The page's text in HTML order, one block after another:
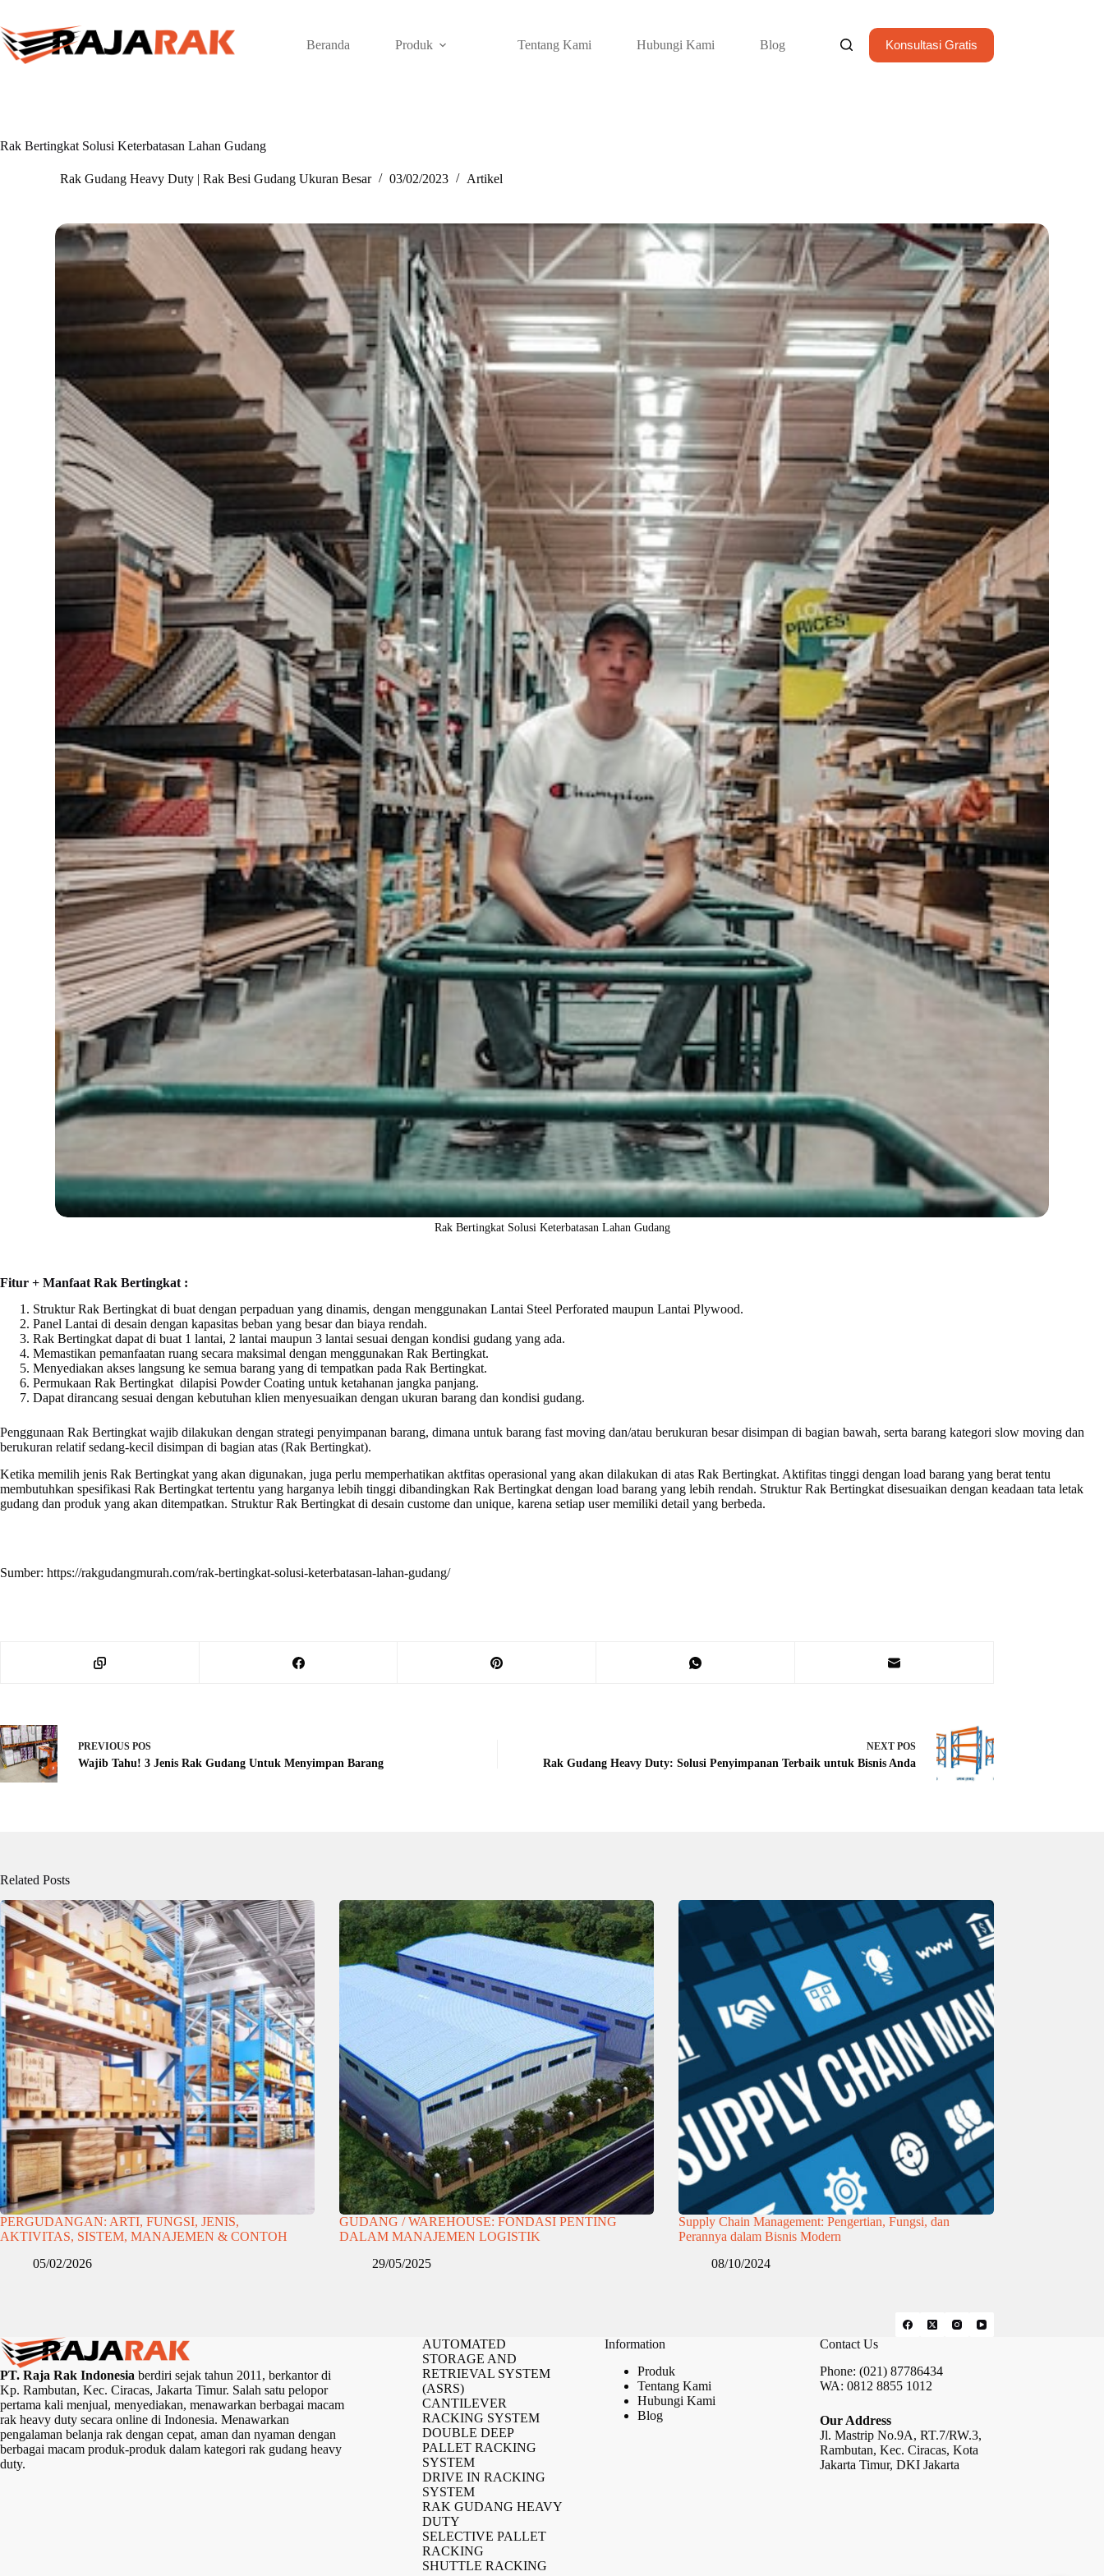
content
Beranda Produk Tentang Kami Hubungi Kami Blog Konsultasi Gratis
Rak Bertingkat Solusi Keterbatasan Lahan Gudang
Rak Gudang Heavy Duty | Rak Besi Gudang Ukuran Besar 03/02/2023 Artikel
Rak Bertingkat Solusi Keterbatasan Lahan Gudang
Fitur + Manfaat Rak Bertingkat :
Struktur Rak Bertingkat di buat dengan perpaduan yang dinamis, dengan menggunakan Lantai Steel Perforated maupun Lantai Plywood.
Panel Lantai di desain dengan kapasitas beban yang besar dan biaya rendah.
Rak Bertingkat dapat di buat 1 lantai, 2 lantai maupun 3 lantai sesuai dengan kondisi gudang yang ada.
Memastikan pemanfaatan ruang secara maksimal dengan menggunakan Rak Bertingkat.
Menyediakan akses langsung ke semua barang yang di tempatkan pada Rak Bertingkat.
Permukaan Rak Bertingkat dilapisi Powder Coating untuk ketahanan jangka panjang.
Dapat dirancang sesuai dengan kebutuhan klien menyesuaikan dengan ukuran barang dan kondisi gudang.
Penggunaan Rak Bertingkat wajib dilakukan dengan strategi penyimpanan barang, dimana untuk barang fast moving dan/atau berukuran besar disimpan di bagian bawah, serta barang kategori slow moving dan
berukuran relatif sedang-kecil disimpan di bagian atas (Rak Bertingkat).
Ketika memilih jenis Rak Bertingkat yang akan digunakan, juga perlu memperhatikan aktfitas operasional yang akan dilakukan di atas Rak Bertingkat. Aktifitas tinggi dengan load barang yang berat tentu
membutuhkan spesifikasi Rak Bertingkat tertentu yang harganya lebih tinggi dibandingkan Rak Bertingkat dengan load barang yang lebih rendah. Struktur Rak Bertingkat disesuaikan dengan keadaan tata letak
gudang dan produk yang akan ditempatkan. Struktur Rak Bertingkat di desain custome dan unique, karena setiap user memiliki detail yang berbeda.
Sumber: https://rakgudangmurah.com/rak-bertingkat-solusi-keterbatasan-lahan-gudang/
PREVIOUS POS
Wajib Tahu! 3 Jenis Rak Gudang Untuk Menyimpan Barang
NEXT POS
Rak Gudang Heavy Duty: Solusi Penyimpanan Terbaik untuk Bisnis Anda
Related Posts
PERGUDANGAN: ARTI, FUNGSI, JENIS,
AKTIVITAS, SISTEM, MANAJEMEN & CONTOH
05/02/2026
GUDANG / WAREHOUSE: FONDASI PENTING
DALAM MANAJEMEN LOGISTIK
29/05/2025
Supply Chain Management: Pengertian, Fungsi, dan
Perannya dalam Bisnis Modern
08/10/2024
PT. Raja Rak Indonesia berdiri sejak tahun 2011, berkantor di
Kp. Rambutan, Kec. Ciracas, Jakarta Timur. Salah satu pelopor
pertama kali menjual, menyediakan, menawarkan berbagai macam
rak heavy duty secara online di Indonesia. Menawarkan
pengalaman belanja rak dengan cepat, aman dan nyaman dengan
berbagai macam produk-produk dalam kategori rak gudang heavy
duty.
AUTOMATED
STORAGE AND
RETRIEVAL SYSTEM
(ASRS)
CANTILEVER
RACKING SYSTEM
DOUBLE DEEP
PALLET RACKING
SYSTEM
DRIVE IN RACKING
SYSTEM
RAK GUDANG HEAVY
DUTY
SELECTIVE PALLET
RACKING
SHUTTLE RACKING
Information
Produk
Tentang Kami
Hubungi Kami
Blog
Contact Us
Phone: (021) 87786434
WA: 0812 8855 1012
Our Address
Jl. Mastrip No.9A, RT.7/RW.3,
Rambutan, Kec. Ciracas, Kota
Jakarta Timur, DKI Jakarta